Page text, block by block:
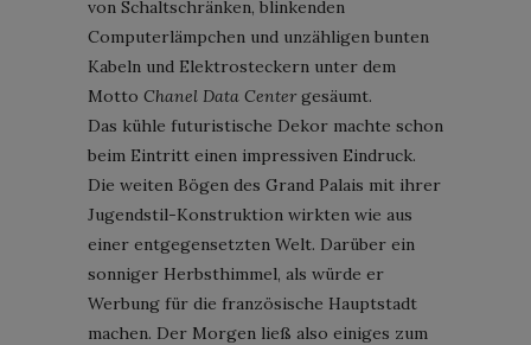
von Schaltschränken, blinkenden
Computerlämpchen und unzähligen bunten
Kabeln und Elektrosteckern unter dem
Motto Chanel Data Centergesäumt.
Das kühle futuristische Dekor machte schon
beim Eintritt einen impressiven Eindruck.
Die weiten Bögen des Grand Palais mit ihrer
Jugendstil-Konstruktion wirkten wie aus
einer entgegensetzten Welt. Darüber ein
sonniger Herbsthimmel, als würde er
Werbung für die französische Hauptstadt
machen. Der Morgen ließ also einiges zum